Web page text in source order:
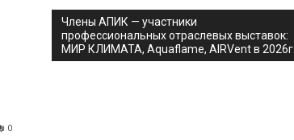
0
Члены АПИК — участники
профессиональных отраслевых выставок:
МИР КЛИМАТА, Aquaflame, AIRVent в 2026г.